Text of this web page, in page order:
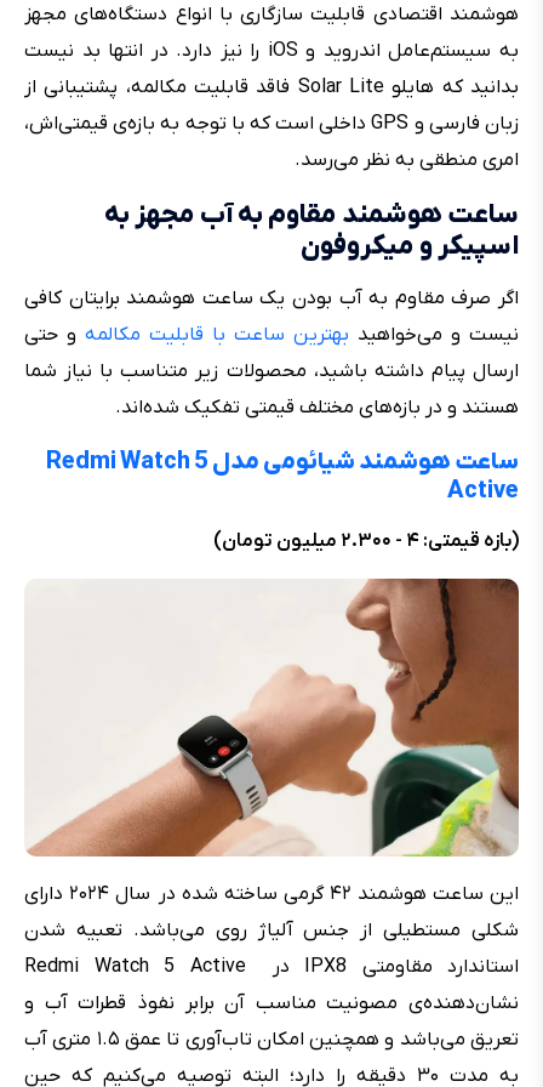
هوشمند اقتصادی قابلیت سازگاری با انواع دستگاه‌های مجهز
به سیستم‌عامل اندروید و iOS را نیز دارد. در انتها بد نیست
بدانید که هایلو Solar Lite فاقد قابلیت مکالمه، پشتیبانی از
زبان فارسی و GPS داخلی است که با توجه به بازه‌ی قیمتی‌اش،
امری منطقی به نظر می‌رسد.
ساعت هوشمند مقاوم به آب مجهز به
اسپیکر و میکروفون
اگر صرف مقاوم به آب بودن یک ساعت هوشمند برایتان کافی
نیست و می‌خواهید بهترین ساعت با قابلیت مکالمه و حتی
ارسال پیام داشته باشید، محصولات زیر متناسب با نیاز شما
هستند و در بازه‌های مختلف قیمتی تفکیک شده‌اند.
ساعت هوشمند شیائومی مدل Redmi Watch 5
Active
(بازه قیمتی: ۴ - ۲.۳۰۰ میلیون تومان)
این ساعت هوشمند ۴۲ گرمی ساخته شده در سال ۲۰۲۴ دارای
شکلی مستطیلی از جنس آلیاژ روی می‌باشد. تعبیه شدن
استاندارد مقاومتی IPX8 در Redmi Watch 5 Active
نشان‌دهنده‌ی مصونیت مناسب آن برابر نفوذ قطرات آب و
تعریق می‌باشد و همچنین امکان تاب‌‌آوری تا عمق ۱.۵ متری آب
به مدت ۳۰ دقیقه را دارد؛ البته توصیه می‌کنیم که حین